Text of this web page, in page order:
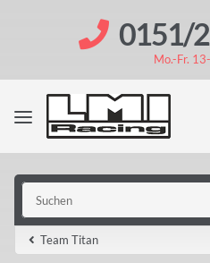
0151/
Mo.-Fr.
Team Titan